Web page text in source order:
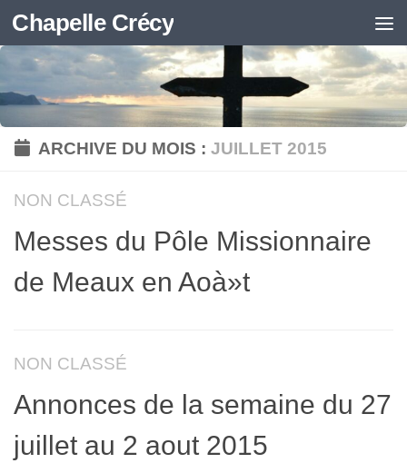
Skip to content
Chapelle Crécy
ARCHIVE DU MOIS :JUILLET 2015
NON CLASSÉ
Messes du Pôle Missionnaire
de Meaux en Aoà»t
NON CLASSÉ
Annonces de la semaine du 27
juillet au 2 aout 2015